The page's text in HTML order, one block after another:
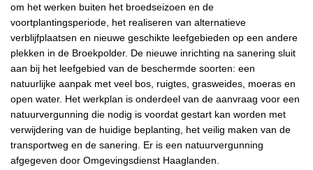
om het werken buiten het broedseizoen en de
voortplantingsperiode, het realiseren van alternatieve
verblijfplaatsen en nieuwe geschikte leefgebieden op een andere
plekken in de Broekpolder. De nieuwe inrichting na sanering sluit
aan bij het leefgebied van de beschermde soorten: een
natuurlijke aanpak met veel bos, ruigtes, grasweides, moeras en
open water. Het werkplan is onderdeel van de aanvraag voor een
natuurvergunning die nodig is voordat gestart kan worden met
verwijdering van de huidige beplanting, het veilig maken van de
transportweg en de sanering. Er is een natuurvergunning
afgegeven door Omgevingsdienst Haaglanden.